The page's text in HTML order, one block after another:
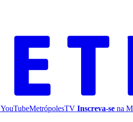
YouTubeMetrópolesTV Inscreva-se na